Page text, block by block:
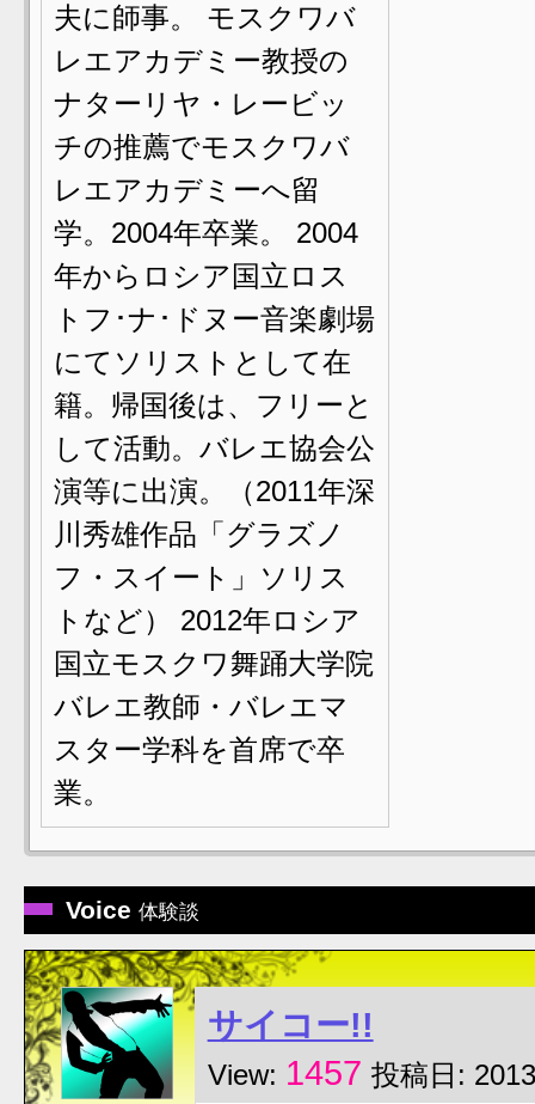
夫に師事。 モスクワバ
レエアカデミー教授の
ナターリヤ・レービッ
チの推薦でモスクワバ
レエアカデミーへ留
学。2004年卒業。 2004
年からロシア国立ロス
トフ･ナ･ドヌー音楽劇場
にてソリストとして在
籍。帰国後は、フリーと
して活動。バレエ協会公
演等に出演。（2011年深
川秀雄作品「グラズノ
フ・スイート」ソリス
トなど） 2012年ロシア
国立モスクワ舞踊大学院
バレエ教師・バレエマ
スター学科を首席で卒
業。
Voice 体験談
サイコー!!
View: 1457 投稿日: